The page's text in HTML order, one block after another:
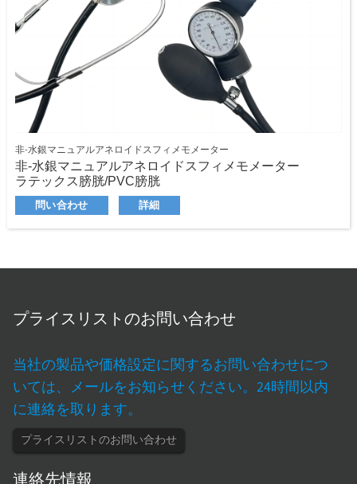
非-水銀マニュアルアネロイドスフィメモメーター
非-水銀マニュアルアネロイドスフィメモメーター
ラテックス膀胱/PVC膀胱
ナイロンカフ/コットンカフ
金属リング付きのカフ/金属リングなし
ラテックス電球/PVC電球
聴診器/聴診器なし
問い合わせ 詳細
プライスリストのお問い合わせ
当社の製品や価格設定に関するお問い合わせにつ
いては、メールをお知らせください。24時間以内
に連絡を取ります。
プライスリストのお問い合わせ
連絡先情報